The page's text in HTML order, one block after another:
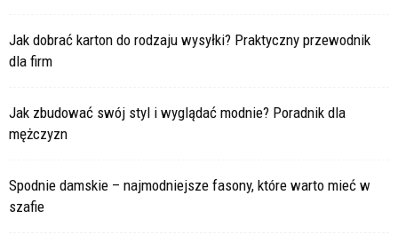
Jak dobrać karton do rodzaju wysyłki? Praktyczny przewodnik
dla firm
Jak zbudować swój styl i wyglądać modnie? Poradnik dla
mężczyzn
Spodnie damskie – najmodniejsze fasony, które warto mieć w
szafie